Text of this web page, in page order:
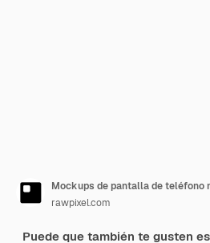
rawpixel.com
Puede que también te gusten